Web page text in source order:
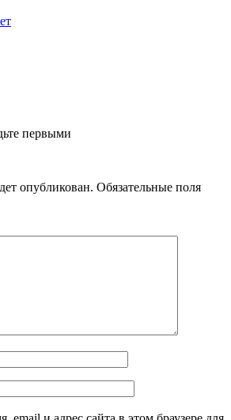
первыми
опубликован. Обязательные поля